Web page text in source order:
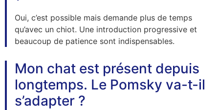
Oui, c’est possible mais demande plus de temps
qu’avec un chiot. Une introduction progressive et
beaucoup de patience sont indispensables.
Mon chat est présent depuis
longtemps. Le Pomsky va-t-il
s’adapter ?